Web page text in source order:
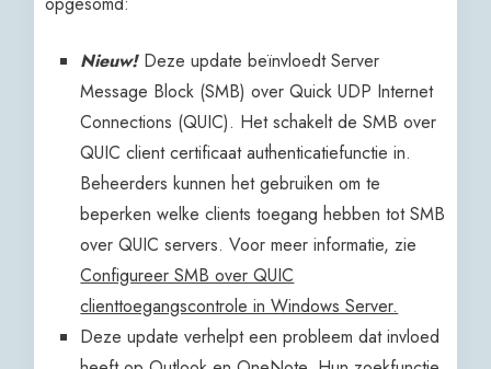
Nieuw!Deze update beïnvloedt Server
Message Block (SMB) over Quick UDP Internet
Connections (QUIC). Het schakelt de SMB over
QUIC client certificaat authenticatiefunctie in.
Beheerders kunnen het gebruiken om te
beperken welke clients toegang hebben tot SMB
over QUIC servers. Voor meer informatie, zie
Configureer SMB over QUIC
clienttoegangscontrole in Windows Server.
Deze update verhelpt een probleem dat invloed